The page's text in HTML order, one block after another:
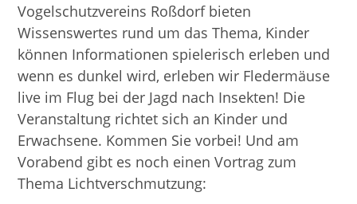
Vogelschutzvereins Roßdorf bieten
Wissenswertes rund um das Thema, Kinder
können Informationen spielerisch erleben und
wenn es dunkel wird, erleben wir Fledermäuse
live im Flug bei der Jagd nach Insekten! Die
Veranstaltung richtet sich an Kinder und
Erwachsene. Kommen Sie vorbei! Und am
Vorabend gibt es noch einen Vortrag zum
Thema Lichtverschmutzung: